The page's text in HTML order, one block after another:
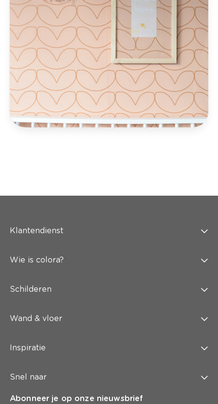
Klantendienst
Wie is colora?
Schilderen
Wand & vloer
Inspiratie
Snel naar
Abonneer je op onze nieuwsbrief